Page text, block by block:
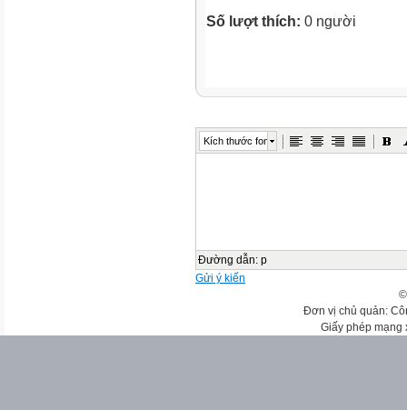
Số lượt thích: 0 người
Kích thước font
Đường dẫn: p
Gửi ý kiến
Đơn vị chủ quản:
Giấy phép mạng